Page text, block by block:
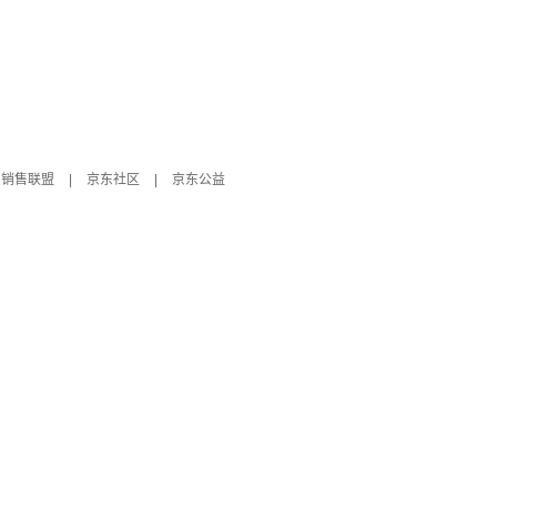
销售联盟 京东社区
京东公益